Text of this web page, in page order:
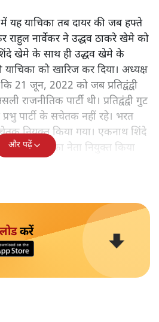
में यह याचिका तब दायर की जब हफ्ते
राहुल नार्वेकर ने उद्धव ठाकरे खेमे को
शिंदे खेमे के साथ ही उद्धव खेमे के
को खारिज कर दिया। अध्यक्ष
21 जून, 2022 को जब प्रतिद्वंद्वी
राजनीतिक पार्टी थी। प्रतिद्वंद्वी गुट
पार्टी के सचेतक नहीं रहे। भरत
नियुक्त किया गया। एकनाथ शिंदे
दल का नेता नियुक्त किया
और पढ़ें
करें